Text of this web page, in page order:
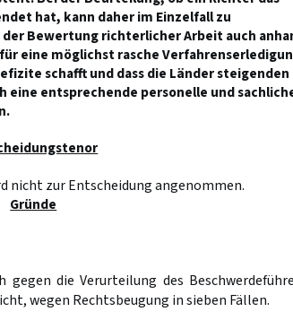
hat, kann daher im Einzelfall zu
Bewertung richterlicher Arbeit auch
eine möglichst rasche
schafft und dass die Länder steigenden
entsprechende personelle und
nicht zur Entscheidung angenommen.
Gründe
gegen die Verurteilung des
wegen Rechtsbeugung in sieben Fällen.